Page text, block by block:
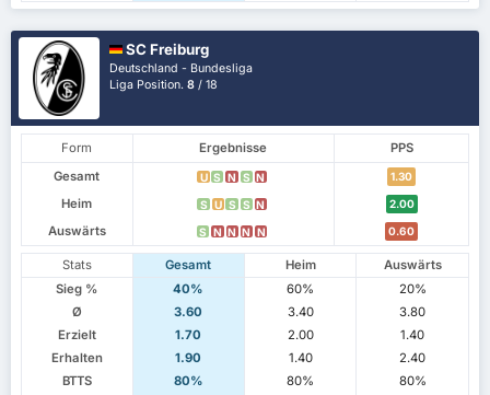
SC Freiburg
Deutschland - Bundesliga
Liga Position.8 / 18
Form Ergebnisse
PPS
Gesamt
U S N S N 1.30
Heim S U S S N 2.00
Auswärts S N N N N 0.60
Stats Gesamt Heim
Auswärts
Sieg %
40% 60%
20%
Ø
3.60 3.40
3.80
Erzielt
1.70 2.00
1.40
Erhalten
1.90 1.40
2.40
BTTS
80% 80%
80%